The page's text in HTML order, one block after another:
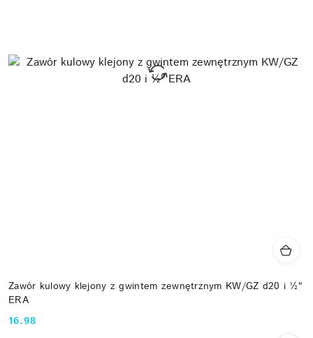
Zawór kulowy klejony z gwintem zewnętrznym KW/GZ d20 i ½"
ERA
Cena:
16.98